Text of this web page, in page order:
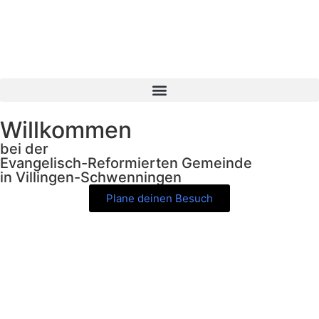
Willkommen
bei der
Evangelisch-Reformierten Gemeinde
in Villingen-Schwenningen
Plane deinen Besuch